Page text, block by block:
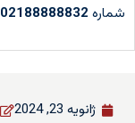
شماره 02188888832
ژانویه 23, 2024